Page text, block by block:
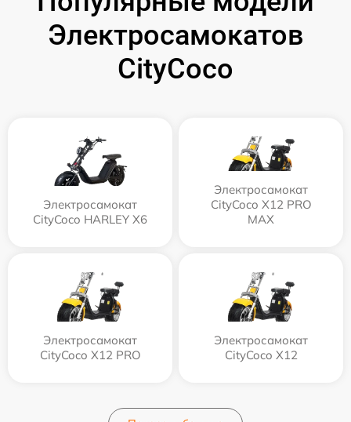
Электросамокатов
CityCoco
Электросамокат
CityCoco HARLEY X6
Электросамокат
CityCoco X12 PRO
MAX
Электросамокат
CityCoco X12 PRO
Электросамокат
CityCoco X12